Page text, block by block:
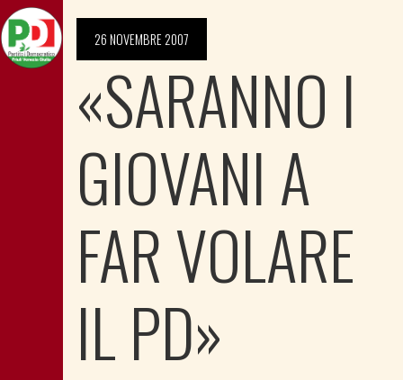
26 NOVEMBRE 2007
«SARANNO I
GIOVANI A
FAR VOLARE
IL PD»